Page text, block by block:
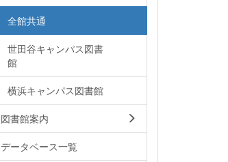
全館共通
世田谷キャンパス図書
館
横浜キャンパス図書館
図書館案内
データベース一覧